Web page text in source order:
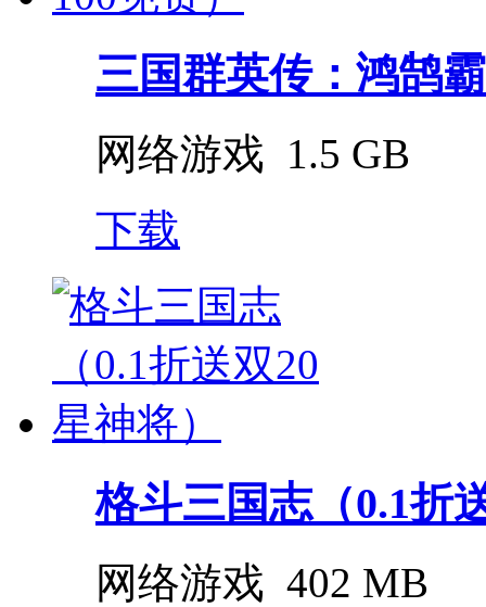
三国群英传：鸿鹄
网络游戏 1.5 GB
下载
格斗三国志（0.1折
网络游戏 402 MB